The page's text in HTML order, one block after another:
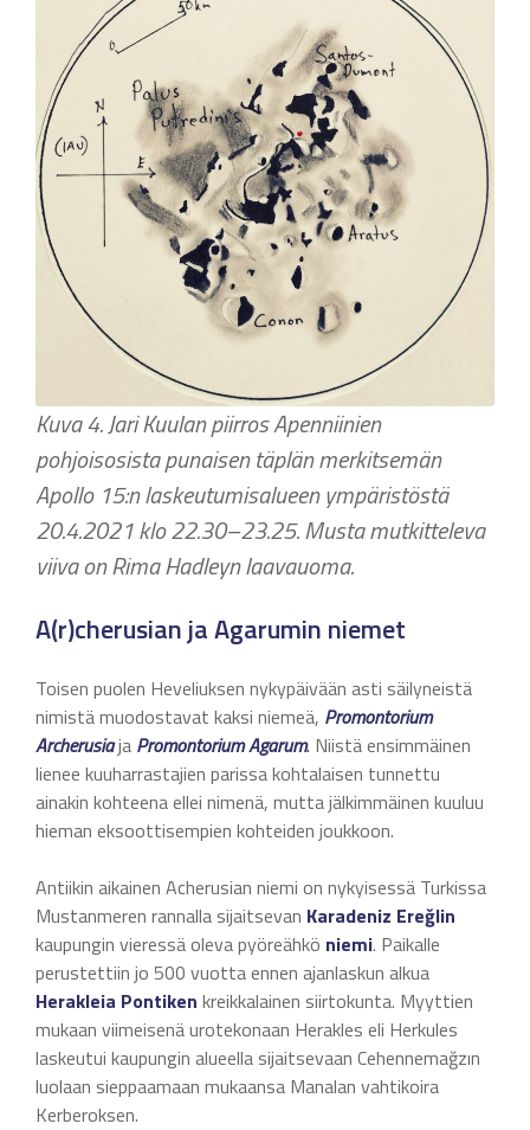
Kuva 4. Jari Kuulan piirros Apenniinien
pohjoisosista punaisen täplän merkitsemän
Apollo 15:n laskeutumisalueen ympäristöstä
20.4.2021 klo 22.30–23.25. Musta mutkitteleva
viiva on Rima Hadleynlaavauoma.
A(r)cherusian ja Agarumin niemet
Toisen puolen Heveliuksen nykypäivään asti säilyneistä
nimistä muodostavat kaksi niemeä, Promontorium
Archerusiaja Promontorium Agarum. Niistä ensimmäinen
lienee kuuharrastajien parissa kohtalaisen tunnettu
ainakin kohteena ellei nimenä, mutta jälkimmäinen kuuluu
hieman eksoottisempien kohteiden joukkoon.
Antiikin aikainen Acherusian niemi on nykyisessä Turkissa
Mustanmeren rannalla sijaitsevan Karadeniz Ereğlin
kaupungin vieressä oleva pyöreähkö niemi. Paikalle
perustettiin jo 500 vuotta ennen ajanlaskun alkua
Herakleia Pontiken kreikkalainen siirtokunta. Myyttien
mukaan viimeisenä urotekonaan Herakles eli Herkules
laskeutui kaupungin alueella sijaitsevaan Cehennemağzın
luolaan sieppaamaan mukaansa Manalan vahtikoira
Kerberoksen.